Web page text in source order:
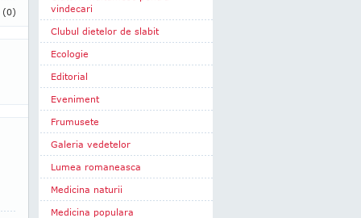
(0)
vindecari
Clubul dietelor de slabit
Ecologie
Editorial
Eveniment
Frumusete
Galeria vedetelor
Lumea romaneasca
Medicina naturii
Medicina populara